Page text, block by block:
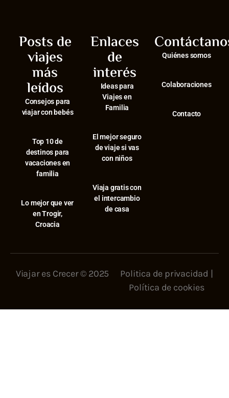
Posts de
viajes
más
leídos
Consejos para
viajar con bebés
⁠Top 10 de
destinos para
vacaciones en
familia
⁠Lo mejor que ver
en Trogir,
Croacia
Enlaces
de
interés
Ideas para
Viajes en
Familia
El mejor seguro
de viaje si vas
con niños
Viaja gratis con
el intercambio
de casa
Quiénes somos
Colaboraciones
Contacto
Viajar es Crecer © 2025 Politica de privacidad |
Política de cookies